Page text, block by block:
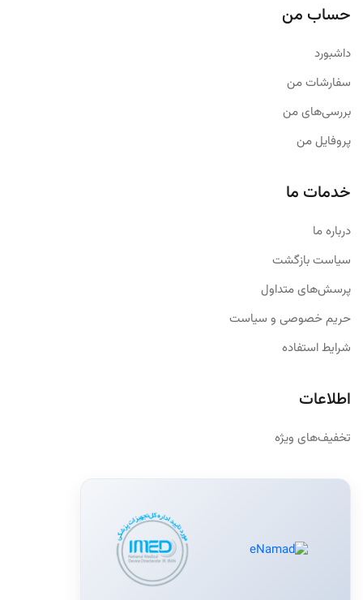
حساب من
داشبورد
سفارشات من
بررسی‌های من
پروفایل من
خدمات ما
درباره ما
سیاست بازگشت
پرسش‌های متداول
حریم خصوصی و سیاست
شرایط استفاده
اطلاعات
تخفیف‌های ویژه